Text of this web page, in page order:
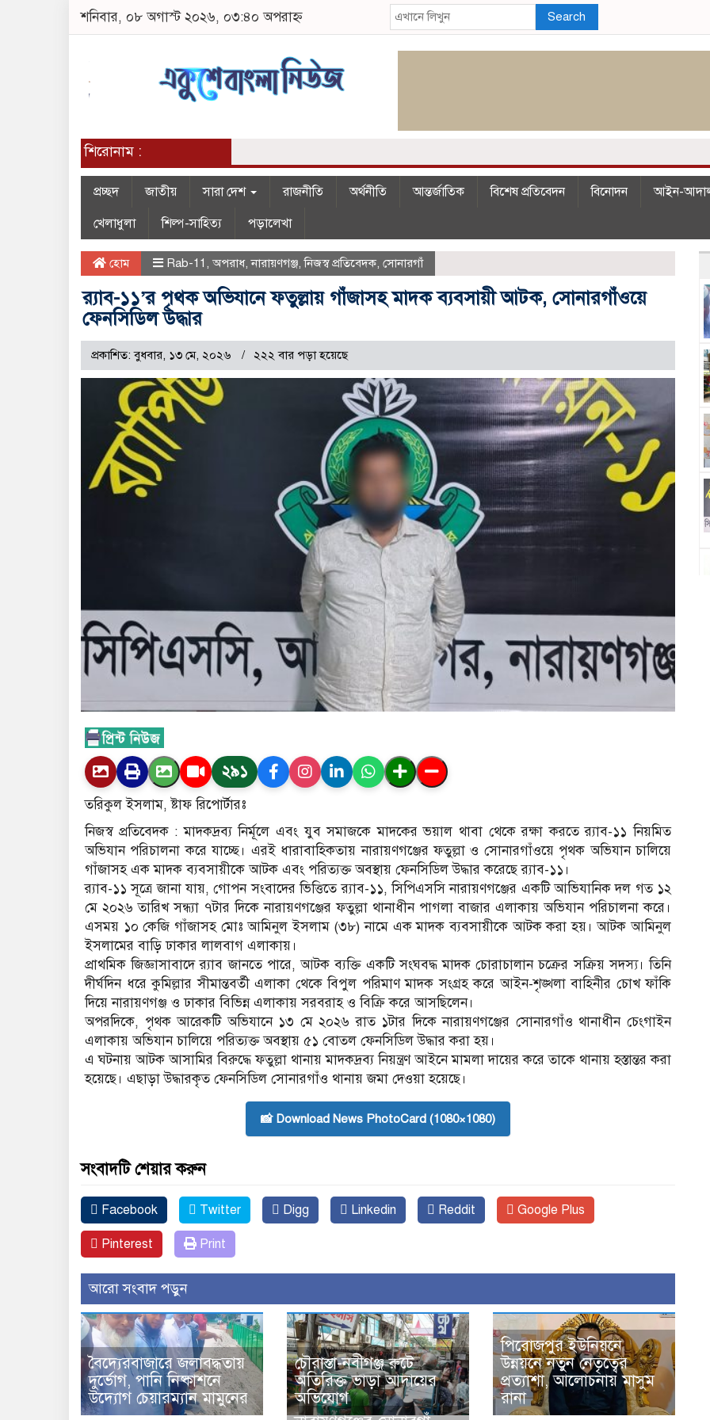
শনিবার, ০৮ অগাস্ট ২০২৬, ০৩:৪০ অপরাহ্ন Search
শিরোনাম :
প্রচ্ছদ জাতীয় সারা দেশ রাজনীতি অর্থনীতি আন্তর্জাতিক বিশেষ প্রতিবেদন বিনোদন আইন-
খেলাধুলা
শিল্প-সাহিত্য পড়ালেখা
হোম Rab-11 , অপরাধ,নারায়ণগঞ্জ,নিজস্ব প্রতিবেদক, সোনারগাঁ
র‌্যাব-১১’র পৃথক অভিযানে ফতুল্লায় গাঁজাসহ মাদক ব্যবসায়ী আটক, সোনারগাঁওয়ে
ফেনসিডিল উদ্ধার
প্রকাশিত: বুধবার, ১৩ মে, ২০২৬ ২২২ বার পড়া হয়েছে
২৯১
তরিকুল ইসলাম, ষ্টাফ রিপোর্টারঃ
নিজস্ব প্রতিবেদক : মাদকদ্রব্য নির্মূলে এবং যুব সমাজকে মাদকের ভয়াল থাবা থেকে রক্ষা করতে র‌্যাব-১১ নিয়মিত
অভিযান পরিচালনা করে যাচ্ছে। এরই ধারাবাহিকতায় নারায়ণগঞ্জের ফতুল্লা ও সোনারগাঁওয়ে পৃথক অভিযান চালিয়ে
গাঁজাসহ এক মাদক ব্যবসায়ীকে আটক এবং পরিত্যক্ত অবস্থায় ফেনসিডিল উদ্ধার করেছে র‌্যাব-১১।
র‌্যাব-১১ সূত্রে জানা যায়, গোপন সংবাদের ভিত্তিতে র‌্যাব-১১, সিপিএসসি নারায়ণগঞ্জের একটি আভিযানিক দল গত ১২
মে ২০২৬ তারিখ সন্ধ্যা ৭টার দিকে নারায়ণগঞ্জের ফতুল্লা থানাধীন পাগলা বাজার এলাকায় অভিযান পরিচালনা করে।
এসময় ১০ কেজি গাঁজাসহ মোঃ আমিনুল ইসলাম (৩৮) নামে এক মাদক ব্যবসায়ীকে আটক করা হয়। আটক আমিনুল
ইসলামের বাড়ি ঢাকার লালবাগ এলাকায়।
প্রাথমিক জিজ্ঞাসাবাদে র‌্যাব জানতে পারে, আটক ব্যক্তি একটি সংঘবদ্ধ মাদক চোরাচালান চক্রের সক্রিয় সদস্য। তিনি
দীর্ঘদিন ধরে কুমিল্লার সীমান্তবর্তী এলাকা থেকে বিপুল পরিমাণ মাদক সংগ্রহ করে আইন-শৃঙ্খলা বাহিনীর চোখ ফাঁকি
দিয়ে নারায়ণগঞ্জ ও ঢাকার বিভিন্ন এলাকায় সরবরাহ ও বিক্রি করে আসছিলেন।
অপরদিকে, পৃথক আরেকটি অভিযানে ১৩ মে ২০২৬ রাত ১টার দিকে নারায়ণগঞ্জের সোনারগাঁও থানাধীন চেংগাইন
এলাকায় অভিযান চালিয়ে পরিত্যক্ত অবস্থায় ৫১ বোতল ফেনসিডিল উদ্ধার করা হয়।
এ ঘটনায় আটক আসামির বিরুদ্ধে ফতুল্লা থানায় মাদকদ্রব্য নিয়ন্ত্রণ আইনে মামলা দায়ের করে তাকে থানায় হস্তান্তর করা
হয়েছে। এছাড়া উদ্ধারকৃত ফেনসিডিল সোনারগাঁও থানায় জমা দেওয়া হয়েছে।
📸 Download News PhotoCard (1080×1080)
সংবাদটি শেয়ার করুন
Facebook Twitter Digg Linkedin Reddit Google Plus
Pinterest Print
আরো সংবাদ পড়ুন
বৈদ্যেরবাজারে জলাবদ্ধতায়
দুর্ভোগ, পানি নিষ্কাশনে
উদ্যোগ চেয়ারম্যান মামুনের
চৌরাস্তা-নবীগঞ্জ রুটে
অতিরিক্ত ভাড়া আদায়ের
অভিযোগ
পিরোজপুর ইউনিয়নে
উন্নয়নে নতুন নেতৃত্বের
প্রত্যাশা, আলোচনায় মাসুম
রানা